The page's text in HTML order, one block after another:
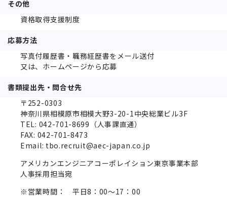
その他
資格取得支援制度
応募方法
写真付履歴書・職務経歴書をメール送付
又は、ホームページから応募
書類提出先・問合せ先
〒252-0303
神奈川県相模原市相模⼤野3-20-1中央総業ビル3F
TEL: 042-701-8699（人事課直通）
FAX: 042-701-8473
Email: tbo.recruit@aec-japan.co.jp
アメリカンエンジニアコーポレイション東京事業本部
人事採用担当宛
※営業時間： 平日8：00～17：00